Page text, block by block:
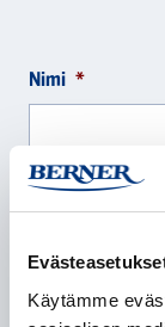
Käytämme
Nimi *
Yritys *